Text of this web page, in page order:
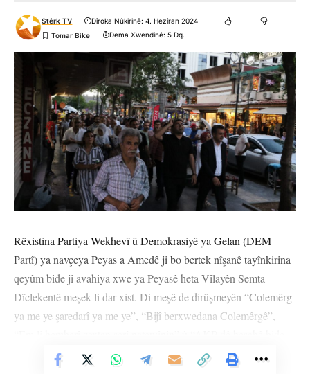
Stêrk TV
Dîroka Nûkirinê: 4. Hezîran 2024
Dema Xwendinê: 5 Dq.
Rêxistina Partiya Wekhevî û Demokrasiyê ya Gelan (DEM
Partî) ya navçeya Peyas a Amedê ji bo bertek nîşanê tayînkirina
qeyûm bide ji avahiya xwe ya Peyasê heta Vîlayên Semta
Dîclekentê meşek li dar xist. Di meşê de dirûşmeyên “Colemêrg
ya me ye şaredarî ya me ye”, “Bijî berxwedana Colemêrgê”,
gel” hatin berzkirin. Hevşaredarên Peyasê Berîvan Gulşen
Vê Nûçeyê Bixwîne